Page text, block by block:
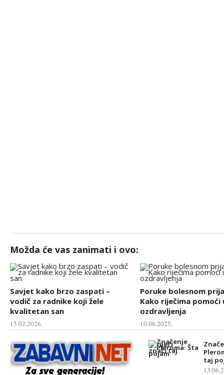
Možda će vas zanimati i ovo:
Savjet kako brzo zaspati –
vodič za radnike koji žele
kvalitetan san
15.02.2026.
Poruke bolesnom
Kako riječima pomoći
ozdravljenja
10.06.2025.
taj